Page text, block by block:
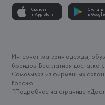
Скачать
в App Store
Скачать
в
Интернет-магазин одежды,
брендов. Бесплатная доставка
Самовывоз из фирменных
Россию.
*Подробнее на странице «